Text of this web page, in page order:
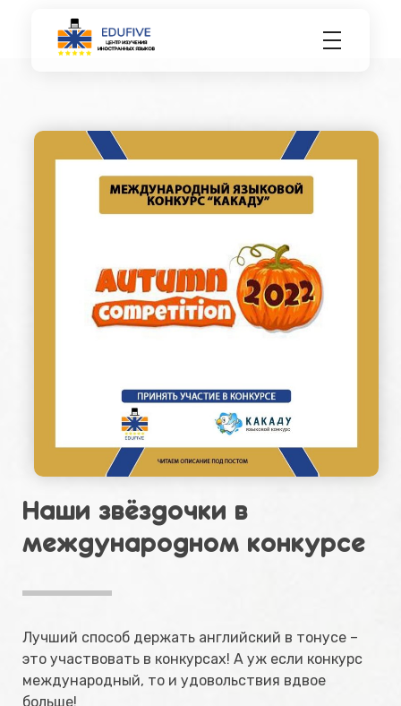
Наши звёздочки в
международном конкурсе
Лучший способ держать английский в тонусе –
это участвовать в конкурсах! А уж если конкурс
международный, то и удовольствия вдвое
больше!⁣⁣